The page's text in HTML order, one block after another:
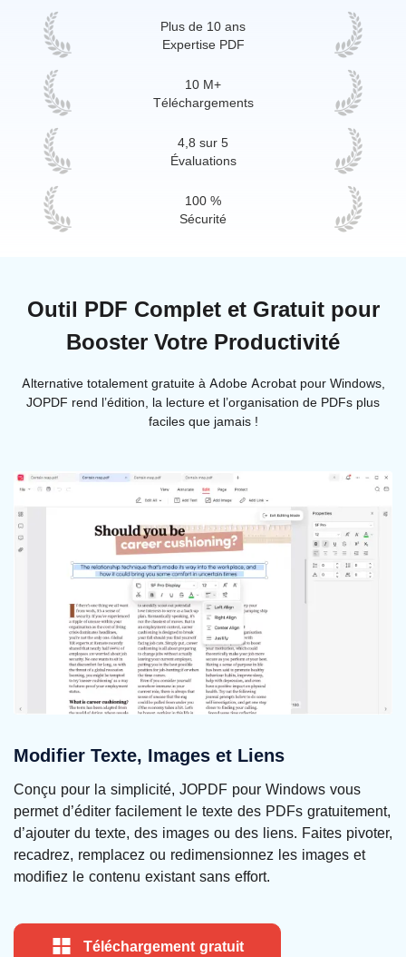
Plus de 10 ans
Expertise PDF
10 M+
Téléchargements
4,8 sur 5
Évaluations
100 %
Sécurité
Outil PDF Complet et Gratuit pour
Booster Votre Productivité
Alternative totalement gratuite à Adobe Acrobat pour Windows,
JOPDF rend l’édition, la lecture et l’organisation de PDFs plus
faciles que jamais !
Modifier Texte, Images et Liens
Conçu pour la simplicité, JOPDF pour Windows vous
permet d’éditer facilement le texte des PDFs gratuitement,
d’ajouter du texte, des images ou des liens. Faites pivoter,
recadrez, remplacez ou redimensionnez les images et
modifiez le contenu existant sans effort.
Téléchargement gratuit